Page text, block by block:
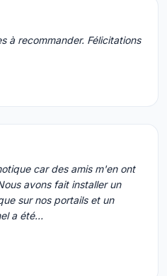
à recommander. Félicitations
car des amis m'en ont
avons fait installer un
sur nos portails et un
a été…